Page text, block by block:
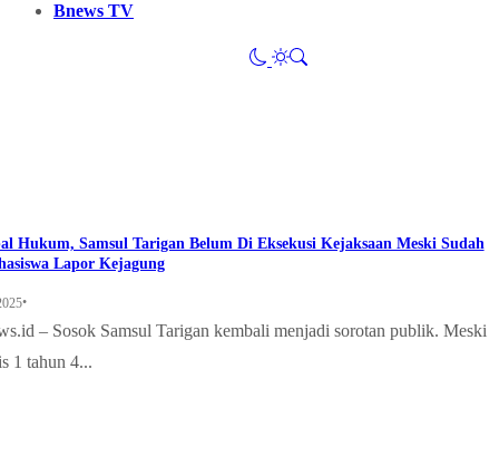
Bnews TV
Hukum, Samsul Tarigan Belum Di Eksekusi Kejaksaan Meski Sudah
Lapor Kejagung
•
– Sosok Samsul Tarigan kembali menjadi sorotan publik. Meski
1 tahun 4...